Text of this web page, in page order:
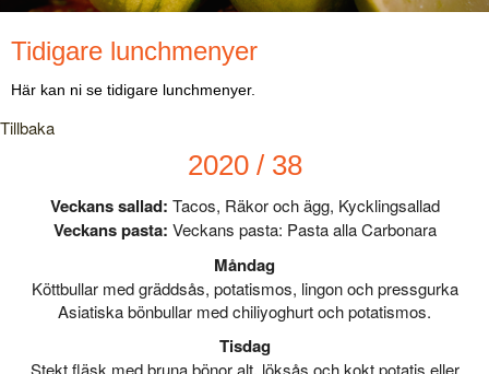
Tidigare lunchmenyer
Här kan ni se tidigare lunchmenyer.
Tillbaka
2020 / 38
Veckans sallad: Tacos, Räkor och ägg, Kycklingsallad
Veckans pasta: Veckans pasta: Pasta alla Carbonara
Måndag
Köttbullar med gräddsås, potatismos, lingon och pressgurka
Asiatiska bönbullar med chiliyoghurt och potatismos.
Tisdag